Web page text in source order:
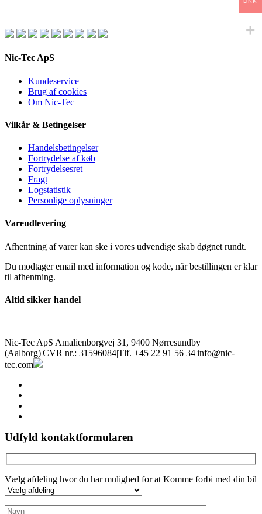
Nic-Tec ApS
Kundeservice
Brug af cookies
Om Nic-Tec
Vilkår & Betingelser
Handelsbetingelser
Fortrydelse af køb
Fortrydelsesret
Fragt
Logstatistik
Personlige oplysninger
Vareudlevering
Afhentning af varer kan ske i vores udvendige skab døgnet rundt.
Du modtager email med information og kode, når bestillingen er klar
til afhentning.
Altid sikker handel
Nic-Tec ApS|Amalienborgvej 31, 9400 Nørresundby
(Aalborg)|CVR nr.: 31596084|Tlf. +45 22 91 56 34|info@nic-
tec.com
Udfyld kontaktformularen
Vælg afdeling hvor du har mulighed for at Komme forbi med din bil